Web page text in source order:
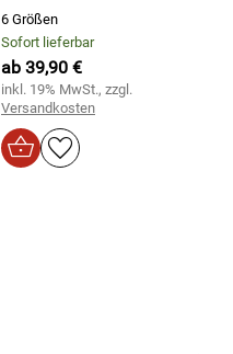
6 Größen
Sofort lieferbar
ab 39,90 €
inkl. 19% MwSt., zzgl.
Versandkosten